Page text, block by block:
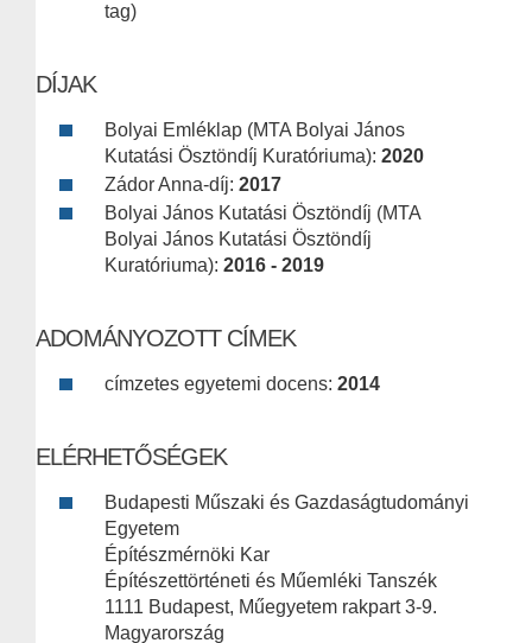
tag)
DÍJAK
Bolyai Emléklap (MTA Bolyai János
Kutatási Ösztöndíj Kuratóriuma): 2020
Zádor Anna-díj: 2017
Bolyai János Kutatási Ösztöndíj (MTA
Bolyai János Kutatási Ösztöndíj
Kuratóriuma): 2016 - 2019
ADOMÁNYOZOTT CÍMEK
címzetes egyetemi docens: 2014
ELÉRHETŐSÉGEK
Budapesti Műszaki és Gazdaságtudományi
Egyetem
Építészmérnöki Kar
Építészettörténeti és Műemléki Tanszék
1111 Budapest, Műegyetem rakpart 3-9.
Magyarország